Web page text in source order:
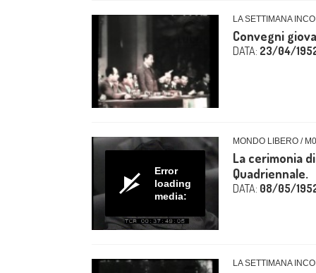
LA SETTIMANA
Convegni
DATA: 23/04/
Error
loading
media:
MONDO LIBERO /
La cerimonia
Quadriennale.
DATA: 08/05/
LA SETTIMANA